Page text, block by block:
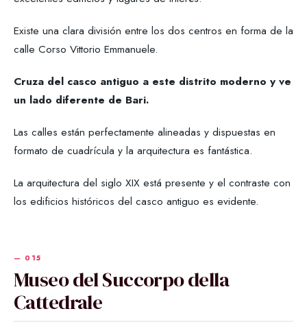
Existe una clara división entre los dos centros en forma de la
calle Corso Vittorio Emmanuele.
Cruza del casco antiguo a este distrito moderno y ve
un lado diferente de Bari.
Las calles están perfectamente alineadas y dispuestas en
formato de cuadrícula y la arquitectura es fantástica.
La arquitectura del siglo XIX está presente y el contraste con
los edificios históricos del casco antiguo es evidente.
Museo del Succorpo della
Cattedrale